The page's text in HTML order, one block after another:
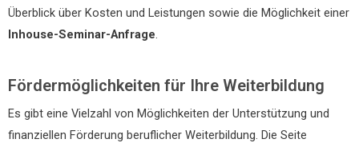
Überblick über Kosten und Leistungen sowie die Möglichkeit einer
Inhouse-Seminar-Anfrage.
Fördermöglichkeiten für Ihre Weiterbildung
Es gibt eine Vielzahl von Möglichkeiten der Unterstützung und
finanziellen Förderung beruflicher Weiterbildung. Die Seite